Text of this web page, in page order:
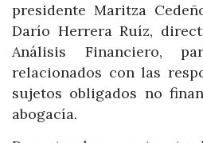
presidente Maritza
Darío Herrera Ruíz,
Análisis Financiero,
relacionados con las
sujetos obligados no
abogacía.